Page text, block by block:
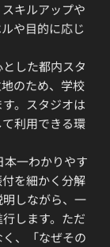
キルアップや
や目的に応じ
した都内スタ
のため、学校
。スタジオは
利用できる環
本一わかりやす
を細かく分解
しながら、一
します。ただ
、「なぜその